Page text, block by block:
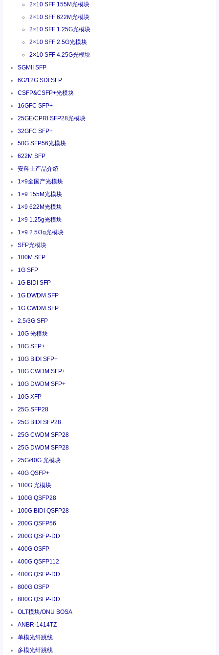
2×10 SFF 155M光模块
2×10 SFF 622M光模块
2×10 SFF 1.25G光模块
2×10 SFF 2.5G光模块
2×10 SFF 4.25G光模块
SGMII SFP
6G/12G SDI SFP
CSFP&CSFP+光模块
16GFC SFP+
25GE/CPRI SFP28光模块
32GFC SFP+
50G SFP56光模块
622M SFP
安科士产品介绍
1×9全国产光模块
1×9 155M光模块
1×9 622M光模块
1×9 1.25g光模块
1×9 2.5/3g光模块
SFP光模块
100M SFP
1G SFP
1G BIDI SFP
1G DWDM SFP
1G CWDM SFP
2.5/3G SFP
10G 光模块
10G SFP+
10G BIDI SFP+
10G CWDM SFP+
10G DWDM SFP+
10G XFP
25G SFP28
25G BIDI SFP28
25G CWDM SFP28
25G DWDM SFP28
25G/40G 光模块
40G QSFP+
100G 光模块
100G QSFP28
100G BIDI QSFP28
200G QSFP56
200G QSFP-DD
400G OSFP
400G QSFP112
400G QSFP-DD
800G OSFP
800G QSFP-DD
OLT模块/ONU BOSA
ANBR-1414TZ
单模光纤跳线
多模光纤跳线